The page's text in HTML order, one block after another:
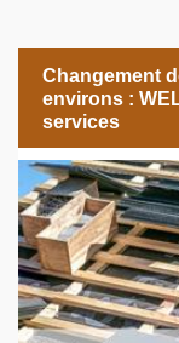
Changement
environs :
services